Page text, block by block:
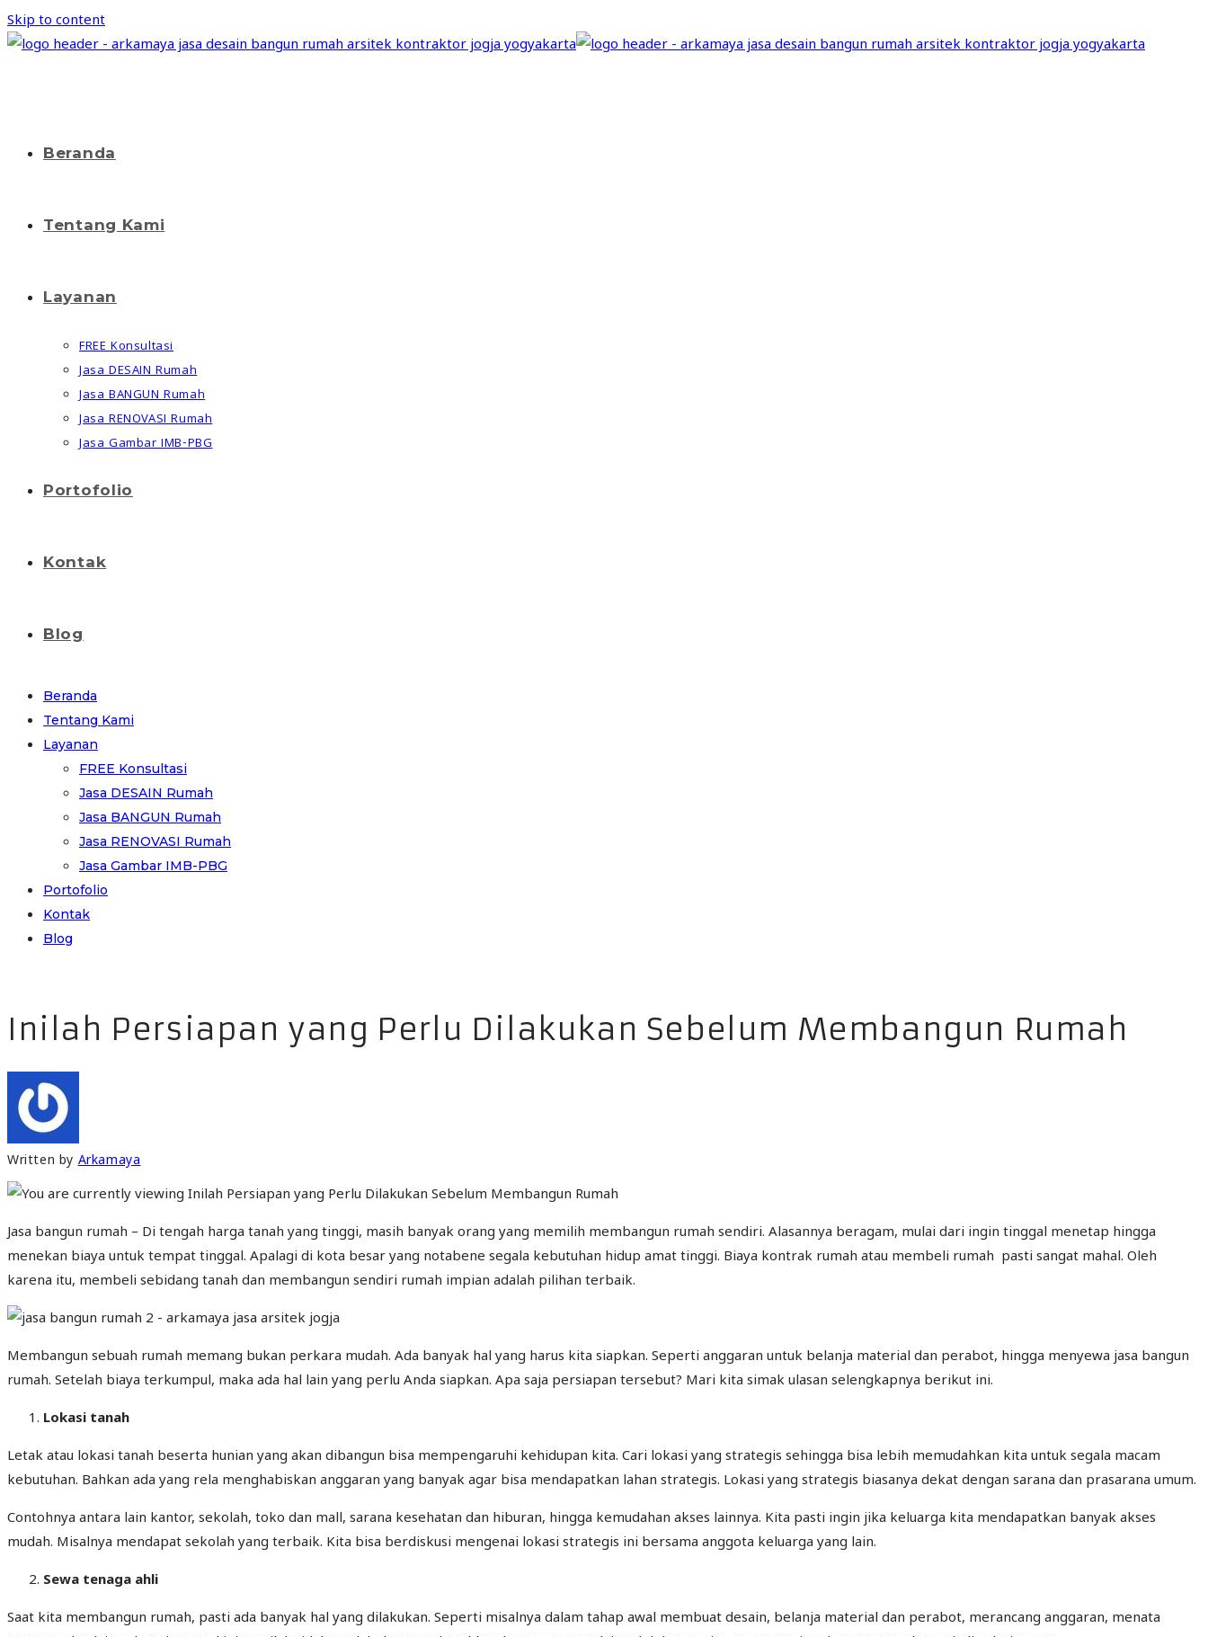
Skip to content
Beranda
Tentang Kami
Layanan
FREE Konsultasi
Jasa DESAIN Rumah
Jasa BANGUN Rumah
Jasa RENOVASI Rumah
Jasa Gambar IMB-PBG
Portofolio
Kontak
Blog
Beranda
Tentang Kami
Layanan
FREE Konsultasi
Jasa DESAIN Rumah
Jasa BANGUN Rumah
Jasa RENOVASI Rumah
Jasa Gambar IMB-PBG
Portofolio
Kontak
Blog
Inilah Persiapan yang Perlu Dilakukan Sebelum Membangun Rumah
Written by Arkamaya
Jasa bangun rumah – Di tengah harga tanah yang tinggi, masih banyak orang yang memilih membangun rumah sendiri. Alasannya beragam, mulai dari ingin tinggal menetap hingga
menekan biaya untuk tempat tinggal. Apalagi di kota besar yang notabene segala kebutuhan hidup amat tinggi. Biaya kontrak rumah atau membeli rumah pasti sangat mahal. Oleh
karena itu, membeli sebidang tanah dan membangun sendiri rumah impian adalah pilihan terbaik.
Membangun sebuah rumah memang bukan perkara mudah. Ada banyak hal yang harus kita siapkan. Seperti anggaran untuk belanja material dan perabot, hingga menyewa jasa bangun
rumah. Setelah biaya terkumpul, maka ada hal lain yang perlu Anda siapkan. Apa saja persiapan tersebut? Mari kita simak ulasan selengkapnya berikut ini.
Lokasi tanah
Letak atau lokasi tanah beserta hunian yang akan dibangun bisa mempengaruhi kehidupan kita. Cari lokasi yang strategis sehingga bisa lebih memudahkan kita untuk segala macam
kebutuhan. Bahkan ada yang rela menghabiskan anggaran yang banyak agar bisa mendapatkan lahan strategis. Lokasi yang strategis biasanya dekat dengan sarana dan prasarana umum.
Contohnya antara lain kantor, sekolah, toko dan mall, sarana kesehatan dan hiburan, hingga kemudahan akses lainnya. Kita pasti ingin jika keluarga kita mendapatkan banyak akses
mudah. Misalnya mendapat sekolah yang terbaik. Kita bisa berdiskusi mengenai lokasi strategis ini bersama anggota keluarga yang lain.
Sewa tenaga ahli
Saat kita membangun rumah, pasti ada banyak hal yang dilakukan. Seperti misalnya dalam tahap awal membuat desain, belanja material dan perabot, merancang anggaran, menata